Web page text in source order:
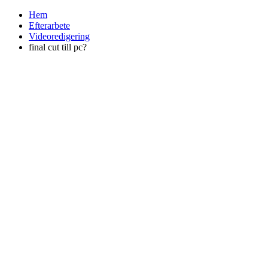
Hem
Efterarbete
Videoredigering
final cut till pc?